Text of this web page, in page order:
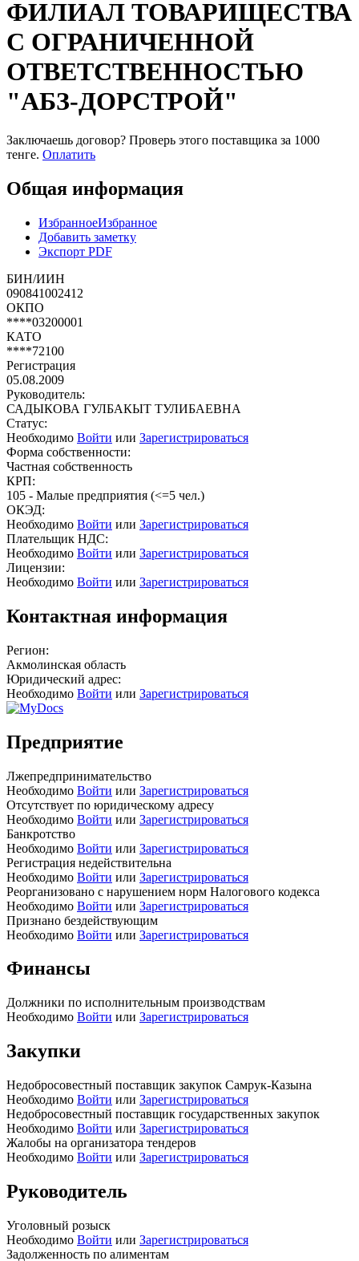
ФИЛИАЛ ТОВАРИЩЕСТВА
С ОГРАНИЧЕННОЙ
ОТВЕТСТВЕННОСТЬЮ
"АБЗ-ДОРСТРОЙ"
Заключаешь договор? Проверь этого поставщика за 1000
тенге. Оплатить
Общая информация
ИзбранноеИзбранное
Добавить заметку
Экспорт PDF
БИН/ИИН
090841002412
ОКПО
****03200001
КАТО
****72100
Регистрация
05.08.2009
Руководитель:
САДЫКОВА ГУЛБАКЫТ ТУЛИБАЕВНА
Статус:
Необходимо Войти или Зарегистрироваться
Форма собственности:
Частная собственность
КРП:
105 - Малые предприятия (<=5 чел.)
ОКЭД:
Необходимо Войти или Зарегистрироваться
Плательщик НДС:
Необходимо Войти или Зарегистрироваться
Лицензии:
Необходимо Войти или Зарегистрироваться
Контактная информация
Регион:
Акмолинская область
Юридический адрес:
Необходимо Войти или Зарегистрироваться
Предприятие
Лжепредпринимательство
Необходимо Войти или Зарегистрироваться
Отсутствует по юридическому адресу
Необходимо Войти или Зарегистрироваться
Банкротство
Необходимо Войти или Зарегистрироваться
Регистрация недействительна
Необходимо Войти или Зарегистрироваться
Реорганизовано с нарушением норм Налогового кодекса
Необходимо Войти или Зарегистрироваться
Признано бездействующим
Необходимо Войти или Зарегистрироваться
Финансы
Должники по исполнительным производствам
Необходимо Войти или Зарегистрироваться
Закупки
Недобросовестный поставщик закупок Самрук-Казына
Необходимо Войти или Зарегистрироваться
Недобросовестный поставщик государственных закупок
Необходимо Войти или Зарегистрироваться
Жалобы на организатора тендеров
Необходимо Войти или Зарегистрироваться
Руководитель
Уголовный розыск
Необходимо Войти или Зарегистрироваться
Задолженность по алиментам